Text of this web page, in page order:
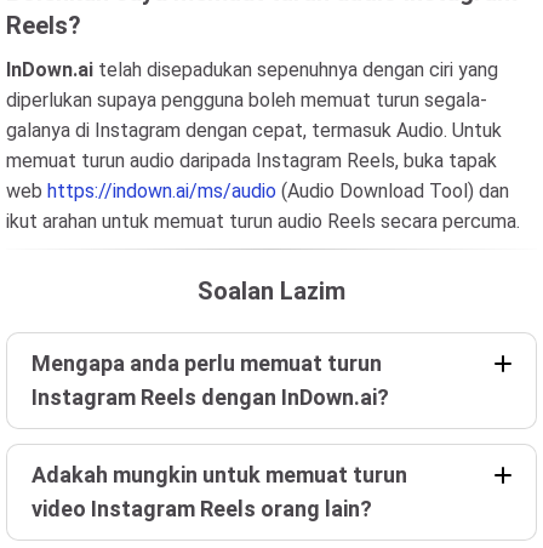
Reels?
InDown.ai telah disepadukan sepenuhnya dengan ciri yang
diperlukan supaya pengguna boleh memuat turun segala-
galanya di Instagram dengan cepat, termasuk Audio. Untuk
memuat turun audio daripada Instagram Reels, buka tapak
web https://indown.ai/ms/audio (Audio Download Tool) dan
ikut arahan untuk memuat turun audio Reels secara percuma.
Soalan Lazim
Mengapa anda perlu memuat turun
Instagram Reels dengan InDown.ai?
Adakah mungkin untuk memuat turun
video Instagram Reels orang lain?